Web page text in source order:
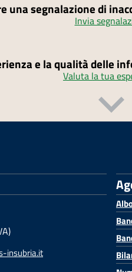
una segnalazione di
Invia
e la qualità delle
Valuta la tua
insubria.it